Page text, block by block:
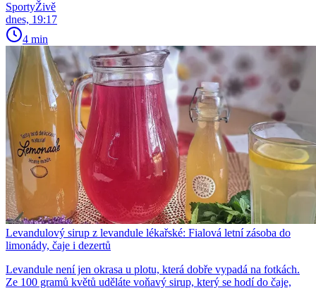
SportyŽivě
dnes, 19:17
4 min
Levandulový sirup z levandule lékařské: Fialová letní zásoba do
limonády, čaje i dezertů
Levandule není jen okrasa u plotu, která dobře vypadá na fotkách.
Ze 100 gramů květů uděláte voňavý sirup, který se hodí do čaje,